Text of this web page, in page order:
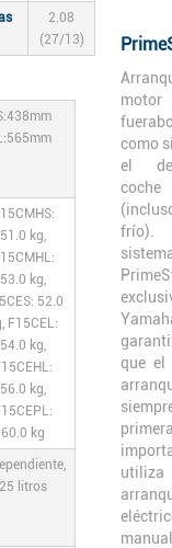
2.08
(27/13)
51.0 kg,
53.0 kg,
52.0
F15CEL:
54.0 kg,
56.0 kg,
60.0 kg
25 litros
motor
como
el
coche
que el
manual.